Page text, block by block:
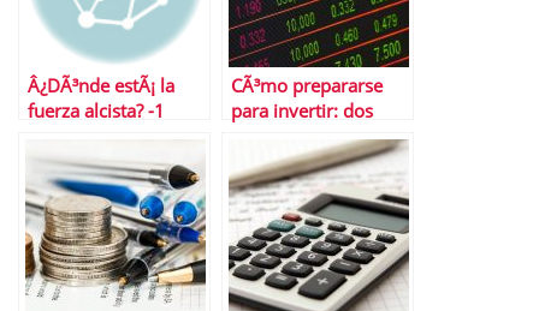
Â¿DÃ³nde estÃ¡ la
fuerza alcista? -1
CÃ³mo prepararse
para invertir: dos